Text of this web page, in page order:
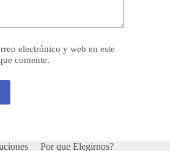
electrónico y web en este
comente.
Por que Elegirnos?